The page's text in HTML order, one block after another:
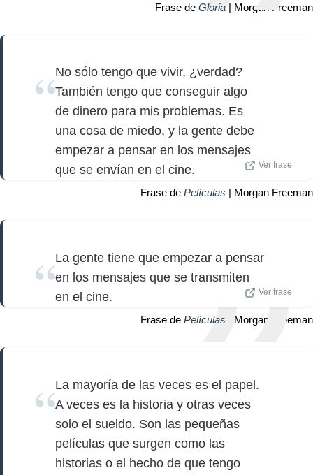
Frase de Gloria | Morgan Freeman
No sólo tengo que vivir, ¿verdad?
También tengo que conseguir algo
de dinero para mis problemas. Es
una cosa de miedo, y la gente debe
empezar a pensar en los mensajes
que se envían en el cine.
Ver frase
Frase de Películas | Morgan Freeman
La gente tiene que empezar a pensar
en los mensajes que se transmiten
en el cine.
Ver frase
Frase de Películas | Morgan Freeman
La mayoría de las veces es el papel.
A veces es la historia y otras veces
solo el sueldo. Son las pequeñas
películas que surgen como las
historias o el hecho de que tengo